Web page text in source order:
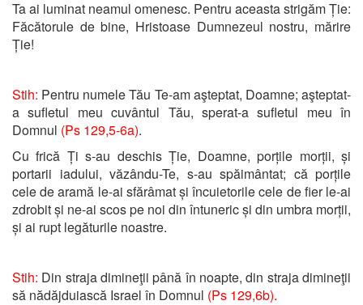
Ta ai luminat neamul omenesc. Pentru aceasta strigăm Ție:
Făcătorule de bine, Hristoase Dumnezeul nostru, mărire
Ție!
Stih: Pentru numele Tău Te-am aşteptat, Doamne; aşteptat-
a sufletul meu cuvântul Tău, sperat-a sufletul meu în
Domnul (Ps 129,5-6a).
Cu frică Ți s-au deschis Ție, Doamne, porțile morții, și
portarii iadului, văzându-Te, s-au spăimântat; că porțile
cele de aramă le-ai sfărâmat și încuietorile cele de fier le-ai
zdrobit și ne-ai scos pe noi din întuneric și din umbra morții,
și ai rupt legăturile noastre.
Stih: Din straja dimineţii până în noapte, din straja dimineţii
să nădăjduiască Israel în Domnul (Ps 129,6b).